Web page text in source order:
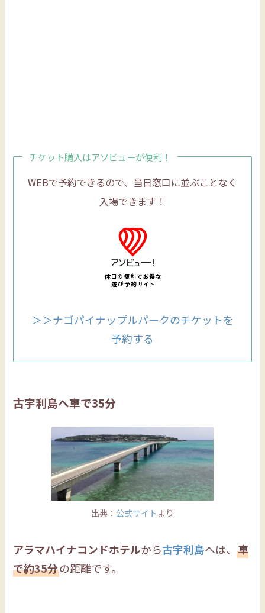
チケット購入はアソビューが便利！
WEBで予約できるので、当日窓口に並ぶことなく
入場できます！
＞＞ナゴパイナップルパークのチケットを
予約する
古宇利島へ車で35分
出典： 公式サイトより
アラマハイナコンドホテルから古宇利島へは、車
で約35分の距離です。